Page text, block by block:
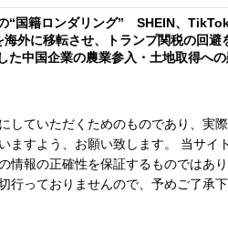
“国籍ロンダリング” SHEIN、TikTok
外に移転させ、トランプ関税の回
た中国企業の農業参入・土地取得へ
していただくためのものであり、実
ますよう、お願い致します。 当サイ
報の正確性を保証するものではあり
っておりませんので、予めご了承下